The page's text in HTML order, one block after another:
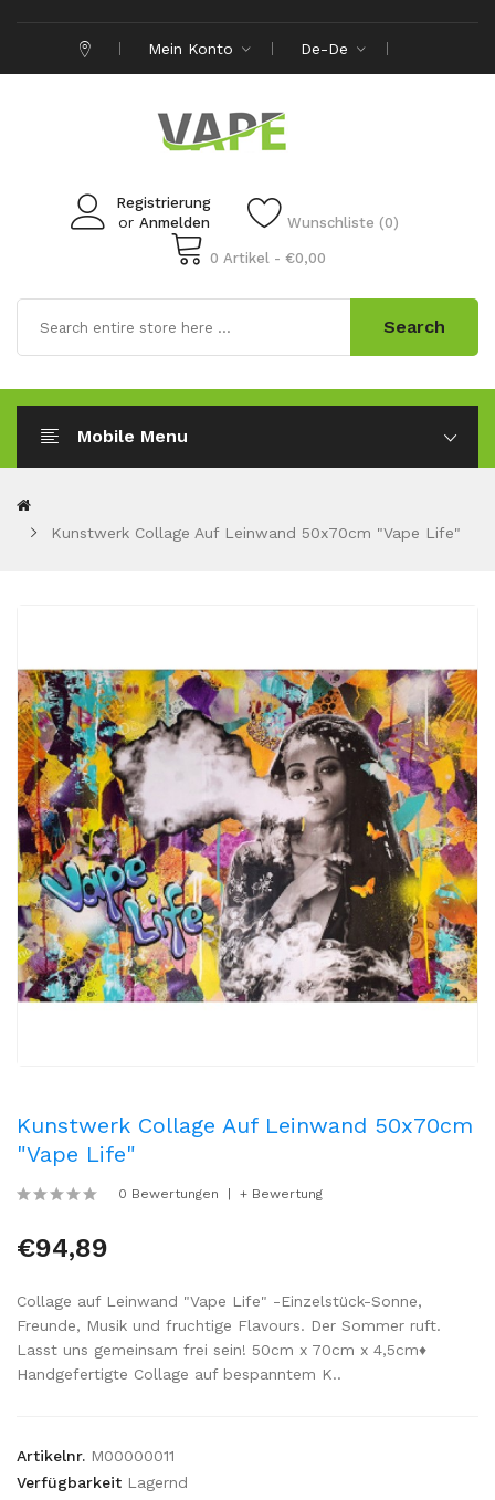
Mein Konto De-De
Registrierung
or Anmelden Wunschliste (0)
0 Artikel - €0,00
Search
Mobile Menu
Kunstwerk Collage Auf Leinwand 50x70cm "Vape Life"
Kunstwerk Collage Auf Leinwand 50x70cm
"Vape Life"
0 Bewertungen + Bewertung
€94,89
Collage auf Leinwand "Vape Life" -Einzelstück-Sonne,
Freunde, Musik und fruchtige Flavours. Der Sommer ruft.
Lasst uns gemeinsam frei sein! 50cm x 70cm x 4,5cm♦
Handgefertigte Collage auf bespanntem K..
Artikelnr. M00000011
Verfügbarkeit Lagernd